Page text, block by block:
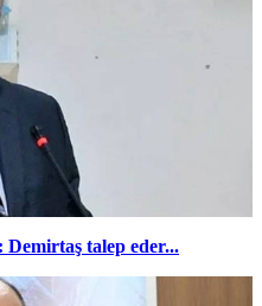
Demirtaş talep eder...